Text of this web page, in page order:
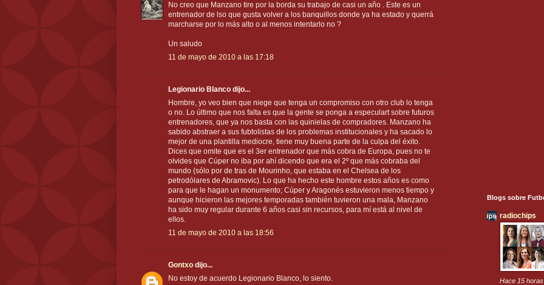
No creo que Manzano tire por la borda su trabajo de casi un año . Este es un
entrenador de lso que gusta volver a los banquillos donde ya ha estado y querrá
marcharse por lo más alto o al menos intentarlo no ?
Un saludo
11 de mayo de 2010 a las 17:18
Legionario Blanco dijo...
Hombre, yo veo bien que niege que tenga un compromiso con otro club lo tenga
o no. Lo último que nos falta es que la gente se ponga a especulart sobre futuros
entrenadores, que ya nos basta con las quinielas de compradores. Manzano ha
sabido abstraer a sus fubtolistas de los problemas institucionales y ha sacado lo
mejor de una plantilla mediocre, tiene muy buena parte de la culpa del éxito.
Dices que omite que es el 3er entrenador que más cobra de Europa, pues no te
olvides que Cúper no iba por ahí dicendo que era el 2º que más cobraba del
mundo (sólo por de tras de Mourinho, que estaba en el Chelsea de los
petrodólares de Abramovic). Lo que ha hecho este hombre estos años es como
para que le hagan un monumento; Cúper y Aragonés estuvieron menos tiempo y
aunque hicieron las mejores temporadas también tuvieron una mala, Manzano
ha sido muy regular durante 6 años casi sin recursos, para mí está al nivel de
ellos.
11 de mayo de 2010 a las 18:56
Gontxo dijo...
No estoy de acuerdo Legionario Blanco, lo siento.
Blogs sobre
radiochips
Hace 15 horas